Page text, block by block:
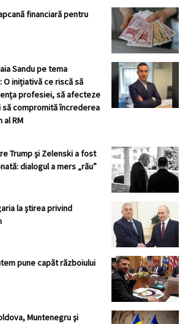
financiară pentru
Sandu pe tema
inițiativă ce riscă să
profesiei, să afecteze
compromită încrederea
al RM
Trump și Zelenski a fost
dialogul a mers „rău”
la știrea privind
pune capăt războiului
Muntenegru şi